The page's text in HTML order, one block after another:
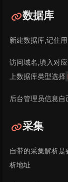
数据库
新建数据库,记住
访问域名,填入对
上数据库类型选择
后台管理员信息
采集
自带的采集解析
析地址